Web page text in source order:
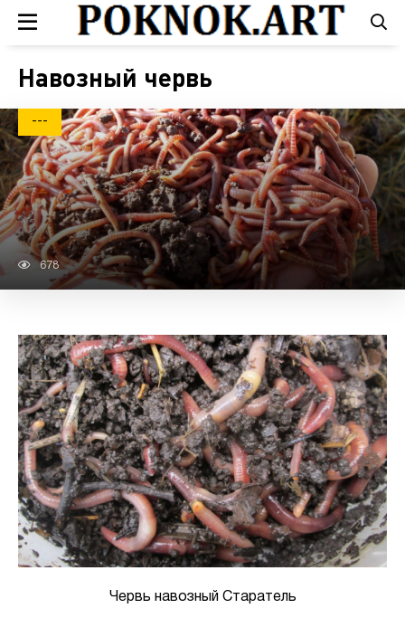
Навозный червь
---
678
Червь навозный Старатель